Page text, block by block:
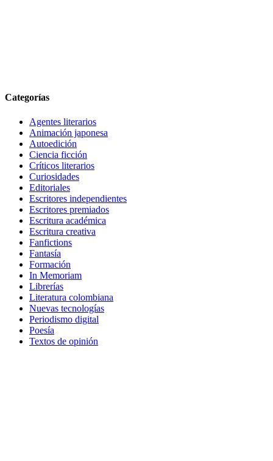
Categorías
Agentes literarios
Animación japonesa
Autoedición
Ciencia ficción
Críticos literarios
Curiosidades
Editoriales
Escritores independientes
Escritores premiados
Escritura académica
Escritura creativa
Fanfictions
Fantasía
Formación
In Memoriam
Librerías
Literatura colombiana
Nuevas tecnologías
Periodismo digital
Poesía
Textos de opinión